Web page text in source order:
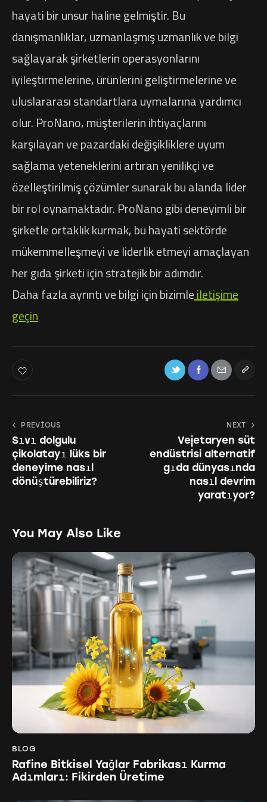
hayati bir unsur haline gelmiştir. Bu
danışmanlıklar, uzmanlaşmış uzmanlık ve bilgi
sağlayarak şirketlerin operasyonlarını
iyileştirmelerine, ürünlerini geliştirmelerine ve
uluslararası standartlara uymalarına yardımcı
olur. ProNano, müşterilerin ihtiyaçlarını
karşılayan ve pazardaki değişikliklere uyum
sağlama yeteneklerini artıran yenilikçi ve
özelleştirilmiş çözümler sunarak bu alanda lider
bir rol oynamaktadır. ProNano gibi deneyimli bir
şirketle ortaklık kurmak, bu hayati sektörde
mükemmelleşmeyi ve liderlik etmeyi amaçlayan
her gıda şirketi için stratejik bir adımdır.
Daha fazla ayrıntı ve bilgi için bizimleiletişime
geçin
PREVIOUS
Sıvı dolgulu
çikolatayı lüks bir
deneyime nasıl
dönüştürebiliriz?
NEXT
Vejetaryen süt
endüstrisi alternatif
gıda dünyasında
nasıl devrim
yaratıyor?
You May Also Like
BLOG
Rafine Bitkisel Yağlar Fabrikası Kurma
Adımları: Fikirden Üretime